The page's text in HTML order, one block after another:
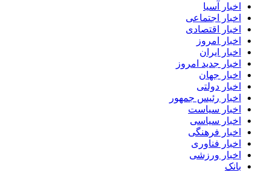
اخبار آسیا
اخبار اجتماعی
اخبار اقتصادی
اخبار امروز
اخبار ایران
اخبار جدید امروز
اخبار جهان
اخبار دولتی
اخبار رئیس جمهور
اخبار سیاست
اخبار سیاسی
اخبار فرهنگی
اخبار فناوری
اخبار ورزشی
بانک